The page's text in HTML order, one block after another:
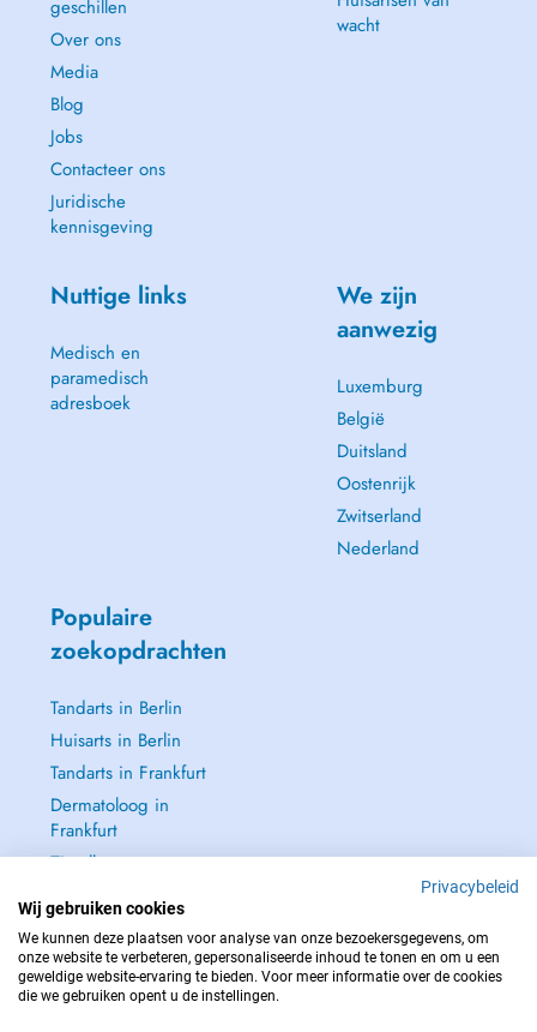
geschillen
Over ons
Media
Blog
Jobs
Contacteer ons
Juridische
kennisgeving
wacht
Nuttige links
Medisch en
paramedisch
adresboek
We zijn
aanwezig
Luxemburg
België
Duitsland
Oostenrijk
Zwitserland
Nederland
Populaire
zoekopdrachten
Tandarts in Berlin
Huisarts in Berlin
Tandarts in Frankfurt
Dermatoloog in
Frankfurt
Zie alle →
NEEM IN GEVAL VAN NOOD CONTACT OP MET : 112
Privacybeleid
Wij gebruiken cookies
We kunnen deze plaatsen voor analyse van onze bezoekersgegevens, om
onze website te verbeteren, gepersonaliseerde inhoud te tonen en om u een
geweldige website-ervaring te bieden. Voor meer informatie over de cookies
die we gebruiken opent u de instellingen.